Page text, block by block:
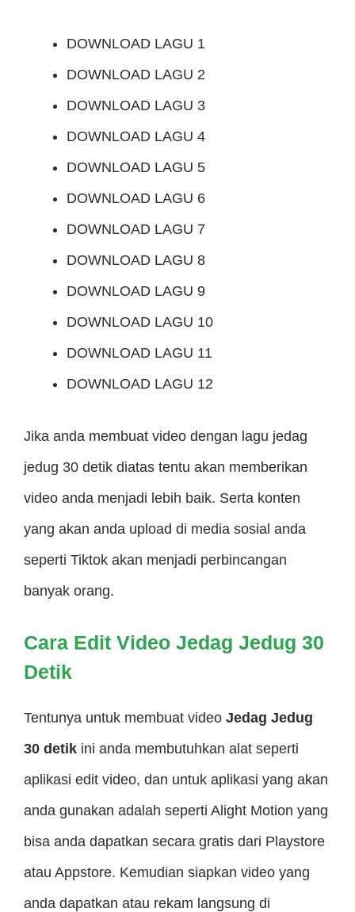
DOWNLOAD LAGU 1
DOWNLOAD LAGU 2
DOWNLOAD LAGU 3
DOWNLOAD LAGU 4
DOWNLOAD LAGU 5
DOWNLOAD LAGU 6
DOWNLOAD LAGU 7
DOWNLOAD LAGU 8
DOWNLOAD LAGU 9
DOWNLOAD LAGU 10
DOWNLOAD LAGU 11
DOWNLOAD LAGU 12
Jika anda membuat video dengan lagu jedag
jedug 30 detik diatas tentu akan memberikan
video anda menjadi lebih baik. Serta konten
yang akan anda upload di media sosial anda
seperti Tiktok akan menjadi perbincangan
banyak orang.
Cara Edit Video Jedag Jedug 30
Detik
Tentunya untuk membuat video Jedag Jedug
30 detik ini anda membutuhkan alat seperti
aplikasi edit video, dan untuk aplikasi yang akan
anda gunakan adalah seperti Alight Motion yang
bisa anda dapatkan secara gratis dari Playstore
atau Appstore. Kemudian siapkan video yang
anda dapatkan atau rekam langsung di